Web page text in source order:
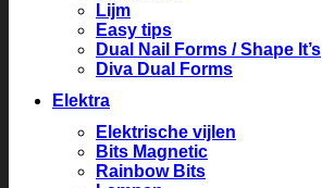
Lijm
Easy tips
Dual Nail Forms / Shape It’s
Diva Dual Forms
Elektra
Elektrische vijlen
Bits Magnetic
Rainbow Bits